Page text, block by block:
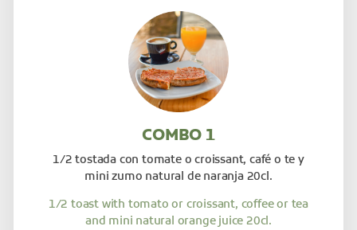
COMBO 1
1/2 tostada con tomate o croissant, café o te y
mini zumo natural de naranja 20cl.
1/2 toast with tomato or croissant, coffee or tea
and mini natural orange juice 20cl.